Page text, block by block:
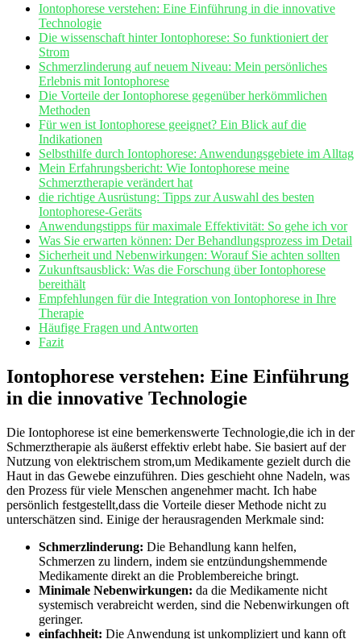
Iontophorese ⁤verstehen: Eine Einführung in die innovative
Technologie
Die wissenschaft hinter Iontophorese: So funktioniert der
Strom
Schmerzlinderung auf neuem Niveau: Mein persönliches
Erlebnis mit Iontophorese
Die ‍Vorteile⁣ der Iontophorese gegenüber herkömmlichen
Methoden
Für wen ist Iontophorese⁣ geeignet? Ein Blick auf die
Indikationen
Selbsthilfe durch Iontophorese: Anwendungsgebiete⁢ im Alltag
Mein‌ Erfahrungsbericht: Wie Iontophorese meine
Schmerztherapie verändert hat
die richtige Ausrüstung: ​Tipps zur Auswahl⁤ des ⁣besten
Iontophorese-Geräts
Anwendungstipps‍ für maximale Effektivität: So gehe ich vor
Was Sie erwarten können: Der Behandlungsprozess im Detail
Sicherheit und Nebenwirkungen:⁢ Worauf Sie achten ⁤sollten
Zukunftsausblick: ⁤Was​ die Forschung über Iontophorese
bereithält
Empfehlungen⁤ für ⁤die Integration von Iontophorese in Ihre
Therapie
Häufige Fragen und Antworten
Fazit
Iontophorese verstehen: Eine Einführung
in ⁢die innovative Technologie
Die Iontophorese ist eine bemerkenswerte Technologie,die ‍ich in der
⁢Schmerztherapie als äußerst effektiv erlebt habe.‍ Sie basiert auf der
Nutzung von⁣ elektrischem strom,um ⁢Medikamente gezielt durch die
Haut in das Gewebe einzuführen. Dies geschieht ohne Nadeln, was
den Prozess für viele Menschen angenehmer macht. Ich habe
persönlich festgestellt,dass die Vorteile dieser Methode⁢ nicht zu
unterschätzen sind. Einige der herausragenden Merkmale sind:
Schmerzlinderung: Die Behandlung kann helfen,
Schmerzen zu lindern,⁤ indem sie entzündungshemmende
Medikamente direkt⁢ an die Problembereiche bringt.
Minimale Nebenwirkungen: da die⁣ Medikamente nicht
systemisch‌ verabreicht werden, sind die Nebenwirkungen oft
geringer.
einfachheit: Die Anwendung ist unkompliziert und kann oft